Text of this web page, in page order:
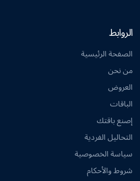
الروابط
الصفحة الرئيسية
من نحن
العروض
الباقات
إصنع باقتك
التحاليل الفردية
سياسة الخصوصية
شروط والأحكام